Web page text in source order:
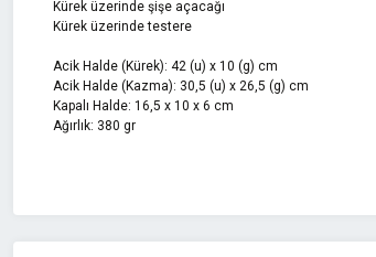
Kürek üzerinde şişe açacağı
Kürek üzerinde testere
Acik Halde (Kürek): 42 (u) x 10 (g) cm
Acik Halde (Kazma): 30,5 (u) x 26,5 (g) cm
Kapalı Halde: 16,5 x 10 x 6 cm
Ağırlık: 380 gr
Görüş ve önerileriniz için teşekkür ederiz.